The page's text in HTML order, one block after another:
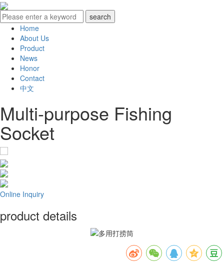
Home
About Us
Product
News
Honor
Contact
中文
Multi-purpose Fishing
Socket
Online Inquiry
product details